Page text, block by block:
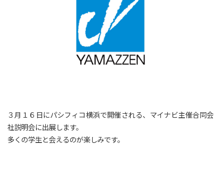
３月１６日にパシフィコ横浜で開催される、マイナビ主催合同会
社説明会に出展します。
多くの学生と会えるのが楽しみです。